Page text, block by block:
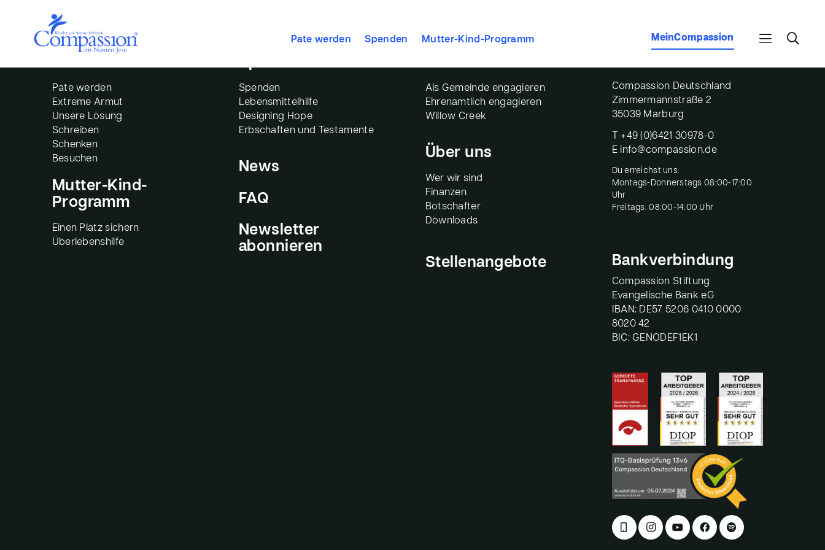
Pate werden Spenden Mutter-Kind-Programm MeinCompassion
Pate werden
Extreme Armut
Unsere Lösung
Schreiben
Schenken
Besuchen
Mutter-Kind-
Programm
Einen Platz sichern
Überlebenshilfe
Spenden
Lebensmittelhilfe
Designing Hope
Erbschaften und Testamente
News
FAQ
Newsletter
abonnieren
Als Gemeinde engagieren
Ehrenamtlich engagieren
Willow Creek
Über uns
Wer wir sind
Finanzen
Botschafter
Downloads
Stellenangebote
Compassion Deutschland
Zimmermannstraße 2
35039 Marburg
+49 (0)6421 30978-0
E info@compassion.de
Du erreichst uns:
Montags-Donnerstags 08:00-17:00
Uhr
Freitags: 08:00-14:00 Uhr
Bankverbindung
Compassion Stiftung
Evangelische Bank eG
IBAN: DE57 5206 0410 0000
8020 42
BIC: GENODEF1EK1